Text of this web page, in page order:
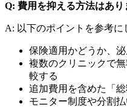
Q: 費用を抑える方法はあり
A: 以下のポイントを参考に
保険適用かどうか、
複数のクリニックで
較する
追加費用を含めた「
モニター制度や分割